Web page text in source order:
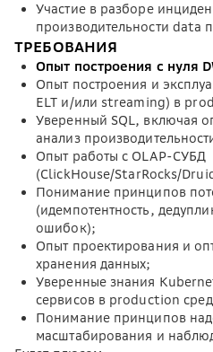
Участие в разборе
производительности data
ТРЕБОВАНИЯ
Опыт построения с нуля
Опыт построения и
ELT и/или streaming) в
Уверенный SQL, включая
анализ
Опыт работы с OLAP-СУБД
(ClickHouse/StarRocks/
Понимание принципов
(идемпотентность,
ошибок);
Опыт проектирования и
хранения данных;
Уверенные знания
сервисов в production
Понимание принципов
масштабирования и